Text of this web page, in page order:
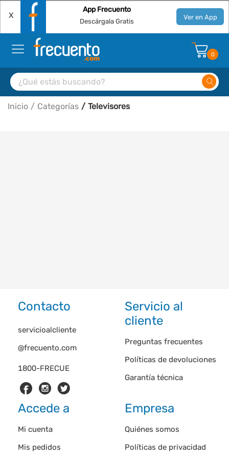
X
App Frecuento
Descárgala Gratis Ver en App
0
Inicio Categorías Televisores
Contacto
1800-FRECUE
servicioalcliente
@frecuento.com
Servicio al
cliente
Preguntas frecuentes
Políticas de devoluciones
Garantía técnica
Accede a
Mi cuenta
Mis pedidos
Empresa
Quiénes somos
Políticas de privacidad